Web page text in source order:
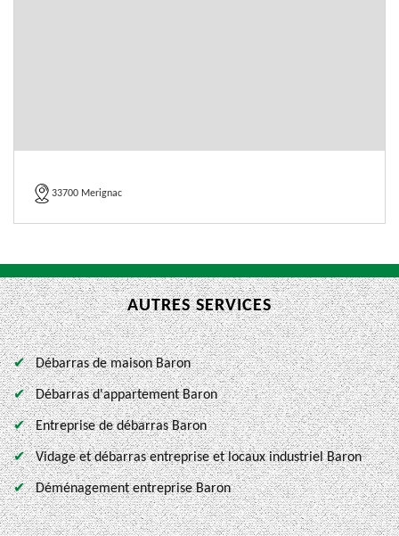
33700 Merignac
AUTRES SERVICES
Débarras de maison Baron
Débarras d'appartement Baron
Entreprise de débarras Baron
Vidage et débarras entreprise et locaux industriel Baron
Déménagement entreprise Baron